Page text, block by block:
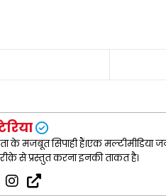
के मजबूत सिपाही हैं।एक मल्टीमीडिया
से प्रस्तुत करना इनकी ताकत है।